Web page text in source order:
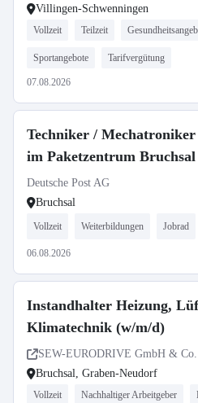
Villingen-Schwenningen
Vollzeit Teilzeit
Sportangebote Tarifvergütung
07.08.2026
Techniker /
im Paketzentrum Bruchsal
Deutsche Post AG
Bruchsal
Vollzeit Weiterbildungen Jobrad
06.08.2026
Instandhalter Heizung,
Klimatechnik (w/m/d)
SEW-EURODRIVE GmbH &
Bruchsal, Graben-Neudorf
Vollzeit Nachhaltiger Arbeitgeber